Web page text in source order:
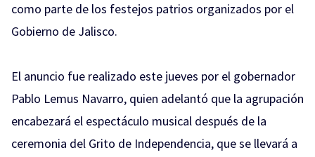
como parte de los festejos patrios organizados por el
Gobierno de Jalisco.
El anuncio fue realizado este jueves por el gobernador
Pablo Lemus Navarro, quien adelantó que la agrupación
encabezará el espectáculo musical después de la
ceremonia del Grito de Independencia, que se llevará a